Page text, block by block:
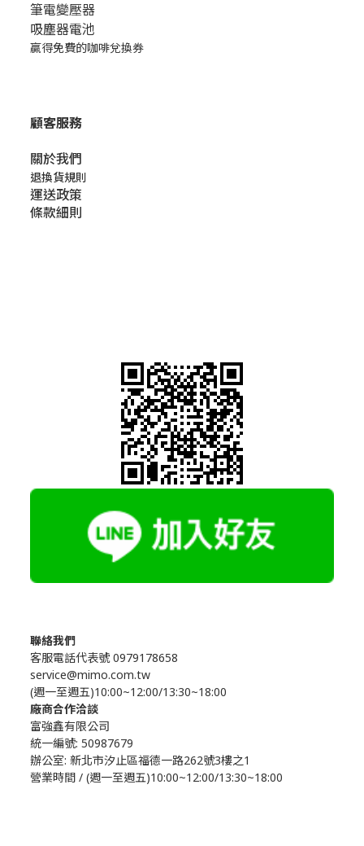
筆電變壓器
吸塵器電池
贏得免費的咖啡兌換券
顧客服務
關於我們​
退換貨規則
運送政策
條款細則
聯絡我們
客服電話代表號 0979178658
service@mimo.com.tw
(週一至週五)10:00~12:00/13:30~18:00
廠商合作洽談
富強鑫有限公司
統一編號: 50987679
辦公室: 新北市汐止區福德一路262號3樓之1
營業時間 / (週一至週五)10:00~12:00/13:30~18:00